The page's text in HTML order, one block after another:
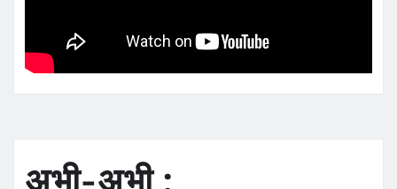
अभी-अभी :